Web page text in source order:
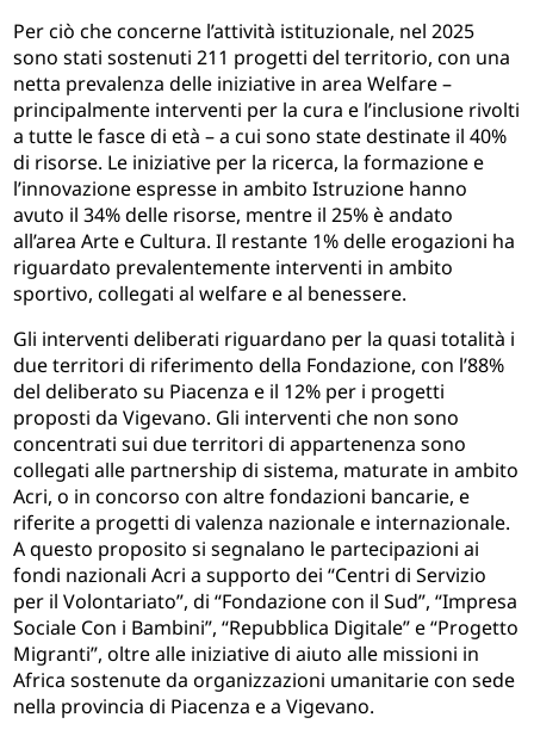
Per ciò che concerne l’attività istituzionale, nel 2025
sono stati sostenuti 211 progetti del territorio, con una
netta prevalenza delle iniziative in area Welfare –
principalmente interventi per la cura e l’inclusione rivolti
a tutte le fasce di età – a cui sono state destinate il 40%
di risorse. Le iniziative per la ricerca, la formazione e
l’innovazione espresse in ambito Istruzione hanno
avuto il 34% delle risorse, mentre il 25% è andato
all’area Arte e Cultura. Il restante 1% delle erogazioni ha
riguardato prevalentemente interventi in ambito
sportivo, collegati al welfare e al benessere.
Gli interventi deliberati riguardano per la quasi totalità i
due territori di riferimento della Fondazione, con l’88%
del deliberato su Piacenza e il 12% per i progetti
proposti da Vigevano. Gli interventi che non sono
concentrati sui due territori di appartenenza sono
collegati alle partnership di sistema, maturate in ambito
Acri, o in concorso con altre fondazioni bancarie, e
riferite a progetti di valenza nazionale e internazionale.
A questo proposito si segnalano le partecipazioni ai
fondi nazionali Acri a supporto dei “Centri di Servizio
per il Volontariato”, di “Fondazione con il Sud”, “Impresa
Sociale Con i Bambini”, “Repubblica Digitale” e “Progetto
Migranti”, oltre alle iniziative di aiuto alle missioni in
Africa sostenute da organizzazioni umanitarie con sede
nella provincia di Piacenza e a Vigevano.